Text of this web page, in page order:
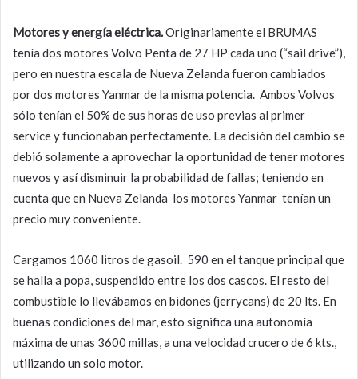
Motores y energía eléctrica.Originariamente el BRUMAS
tenía dos motores Volvo Penta de 27 HP cada uno (“sail drive”),
pero en nuestra escala de Nueva Zelanda fueron cambiados
por dos motores Yanmar de la misma potencia. Ambos Volvos
sólo tenían el 50% de sus horas de uso previas al primer
service y funcionaban perfectamente. La decisión del cambio se
debió solamente a aprovechar la oportunidad de tener motores
nuevos y así disminuir la probabilidad de fallas; teniendo en
cuenta que en Nueva Zelanda los motores Yanmar tenían un
precio muy conveniente.
Cargamos 1060 litros de gasoil. 590 en el tanque principal que
se halla a popa, suspendido entre los dos cascos. El resto del
combustible lo llevábamos en bidones (jerrycans) de 20 lts. En
buenas condiciones del mar, esto significa una autonomía
máxima de unas 3600 millas, a una velocidad crucero de 6 kts.,
utilizando un solo motor.